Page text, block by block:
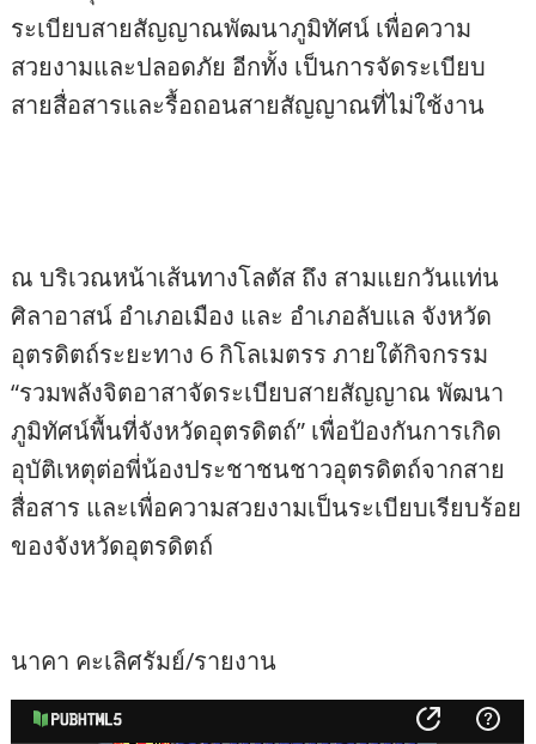
ระเบียบสายสัญญาณพัฒนาภูมิทัศน์ เพื่อความ
สวยงามและปลอดภัย อีกทั้ง เป็นการจัดระเบียบ
สายสื่อสารและรื้อถอนสายสัญญาณที่ไม่ใช้งาน
ณ บริเวณหน้าเส้นทางโลตัส ถึง สามแยกวันแท่น
ศิลาอาสน์ อำเภอเมือง และ อำเภอลับแล จังหวัด
อุตรดิตถ์ระยะทาง 6 กิโลเมตรร ภายใต้กิจกรรม
“รวมพลังจิตอาสาจัดระเบียบสายสัญญาณ พัฒนา
ภูมิทัศน์พื้นที่จังหวัดอุตรดิตถ์” เพื่อป้องกันการเกิด
อุบัติเหตุต่อพี่น้องประชาชนชาวอุตรดิตถ์จากสาย
สื่อสาร และเพื่อความสวยงามเป็นระเบียบเรียบร้อย
ของจังหวัดอุตรดิตถ์
นาคา คะเลิศรัมย์/รายงาน